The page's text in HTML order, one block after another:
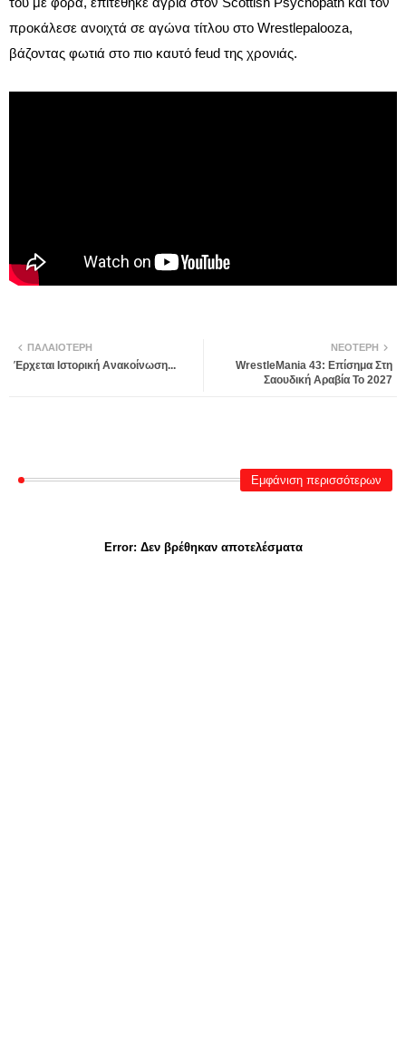
προκάλεσε ανοιχτά σε αγώνα τίτλου στο Wrestlepalooza,
βάζοντας φωτιά στο πιο καυτό feud της χρονιάς.
ΝΕΌΤΕΡΗ
WrestleMania 43: Επίσημα Στη
Σαουδική Αραβία Το 2027
ΠΑΛΑΙΌΤΕΡΗ
Έρχεται Ιστορική Ανακοίνωση...
Εμφάνιση περισσότερων
Error: Δεν βρέθηκαν αποτελέσματα